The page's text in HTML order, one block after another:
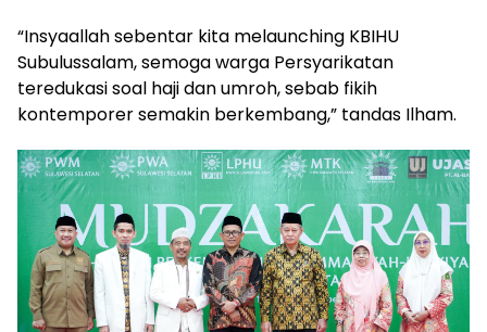
“Insyaallah sebentar kita melaunching KBIHU
Subulussalam, semoga warga Persyarikatan
teredukasi soal haji dan umroh, sebab fikih
kontemporer semakin berkembang,” tandas Ilham.